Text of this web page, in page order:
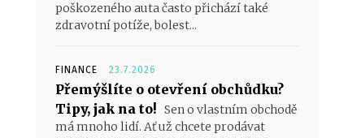
poškozeného auta často přichází také
zdravotní potíže, bolest...
FINANCE 23.7.2026
Přemýšlíte o otevření obchůdku?
Tipy, jak na to! Sen o vlastním obchodě
má mnoho lidí. Ať už chcete prodávat